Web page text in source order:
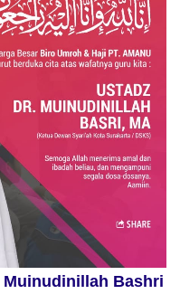
Bashri